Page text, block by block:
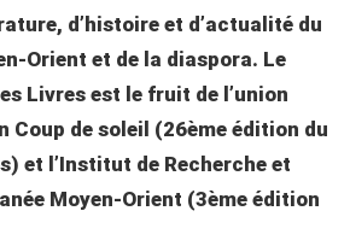
d’histoire et d’actualité du
Orient et de la diaspora. Le
Livres est le fruit de l’union
Coup de soleil (26ème édition du
et l’Institut de Recherche et
Moyen-Orient (3ème édition